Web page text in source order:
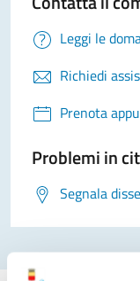
Leggi le
Richiedi
Prenota
Problemi in
Segnala